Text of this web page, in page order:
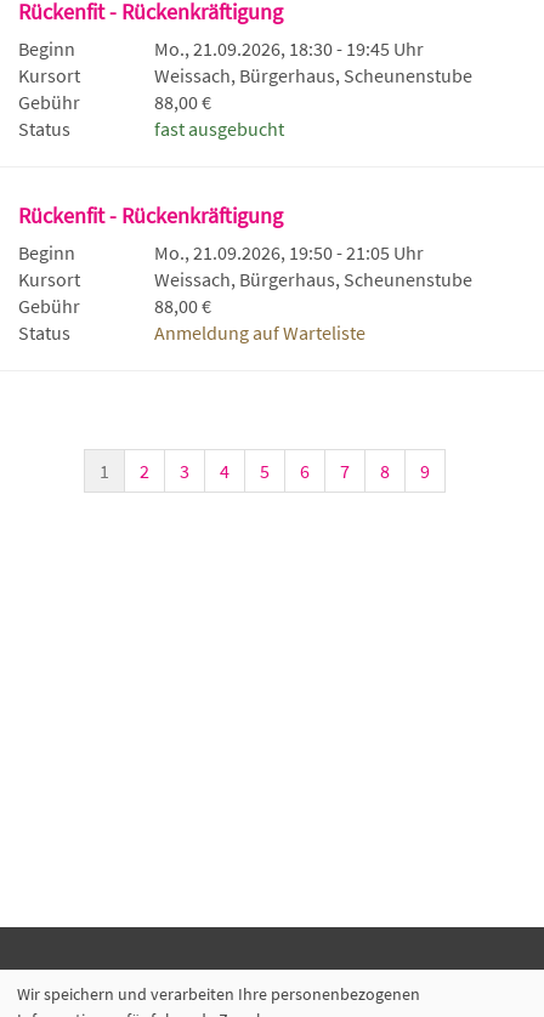
Rückenfit - Rückenkräftigung
Beginn
Mo., 21.09.2026, 18:30 - 19:45 Uhr
Kursort
Weissach, Bürgerhaus, Scheunenstube
Gebühr
88,00 €
Status
fast ausgebucht
Rückenfit - Rückenkräftigung
Beginn
Mo., 21.09.2026, 19:50 - 21:05 Uhr
Kursort
Weissach, Bürgerhaus, Scheunenstube
Gebühr
88,00 €
Status
Anmeldung auf Warteliste
1 2 3 4 5 6 7 8 9
Volkshochschule Backnang e.V.
Wir speichern und verarbeiten Ihre personenbezogenen